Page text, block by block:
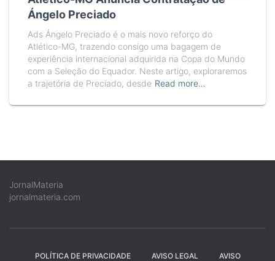
Ángelo Preciado
Ads Ángelo Preciado é o mais novo reforço do
Atlético-MG, trazendo consigo uma bagagem de
experiência internacional adquirida na Copa do Mundo
com a Seleção do Equador. Neste artigo, exploraremos
a trajetória de Preciado, desde Read more…
JornalMateria
jornalmateria.com
POLÍTICA DE PRIVACIDADE AVISO LEGAL AVISO